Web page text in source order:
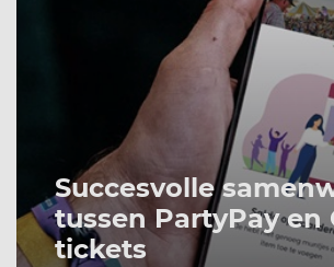
Succesvolle
tussen PartyPay en
tickets